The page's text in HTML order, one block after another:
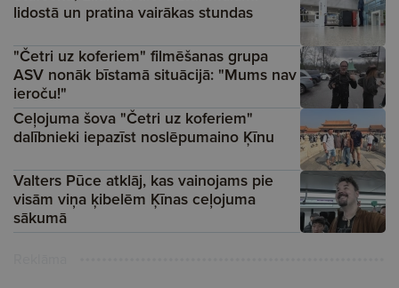
lidostā un pratina vairākas stundas
"Četri uz koferiem" filmēšanas grupa
ASV nonāk bīstamā situācijā: "Mums nav
ieroču!"
Ceļojuma šova "Četri uz koferiem"
dalībnieki iepazīst noslēpumaino Ķīnu
Valters Pūce atklāj, kas vainojams pie
visām viņa ķibelēm Ķīnas ceļojuma
sākumā